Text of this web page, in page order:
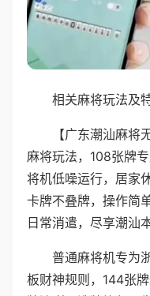
相关麻将玩法及
【广东潮汕麻
麻将玩法，108张牌
将机低噪运行，居家
卡牌不叠牌，操作简
日常消遣，尽享潮汕
普通麻将机专为
板财神规则，144张